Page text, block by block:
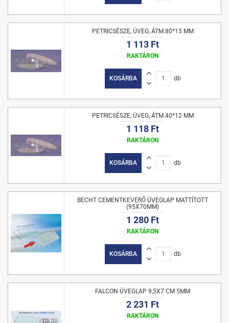
PETRICSÉSZE, ÜVEG, ÁTM.80*15 MM
1 113 Ft
RAKTÁRON
KOSÁRBA db
PETRICSÉSZE, ÜVEG, ÁTM.40*12 MM
1 118 Ft
RAKTÁRON
KOSÁRBA db
BECHT CEMENTKEVERŐ ÜVEGLAP MATTÍTOTT
(95X70MM)
1 280 Ft
RAKTÁRON
KOSÁRBA db
FALCON ÜVEGLAP 9,5X7 CM 5MM
2 231 Ft
RAKTÁRON